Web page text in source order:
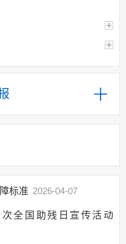
况
标准 2026-04-07
全国助残日宣传活动